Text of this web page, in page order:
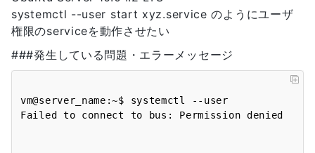
systemctl --user start xyz.service のようにユーザ
権限のserviceを動作させたい
###発生している問題・エラーメッセージ
vm@server_name:~$ systemctl --user
Failed to connect to bus: Permission denied